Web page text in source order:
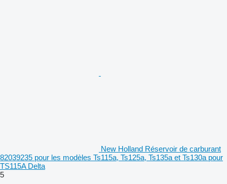
New Holland Réservoir de carburant
82039235 pour les modèles Ts115a, Ts125a, Ts135a et Ts130a pour
TS115A Delta
5